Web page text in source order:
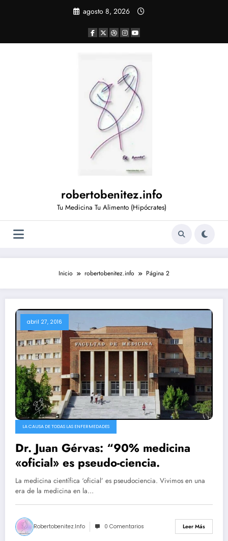
agosto 8, 2026
robertobenitez.info
Tu Medicina Tu Alimento (Hipócrates)
Inicio robertobenitez.info Página 2
abril 27, 2016
LA CAUSA DE TODAS LAS ENFERMEDADES
Dr. Juan Gérvas: “90% medicina
«oficial» es pseudo-ciencia.​
La medicina científica ‘oficial’ es pseudociencia.​ Vivimos en una
era de la medicina en la…
Robertobenitez.info 0 Comentarios Leer Más